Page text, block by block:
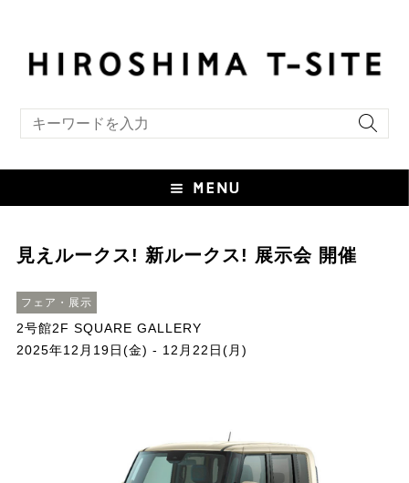
見えルークス! 新ルークス! 展示会 開催
フェア・展示
2号館2F SQUARE GALLERY
2025年12月19日(金) - 12月22日(月)